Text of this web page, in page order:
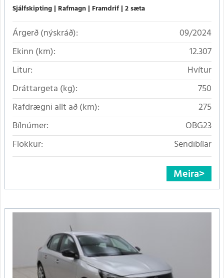
Sjálfskipting Rafmagn Framdrif 2 sæta
Árgerð (nýskráð):
09/2024
Ekinn (km):
12.307
Litur:
Hvítur
Dráttargeta (kg):
750
Rafdrægni allt að (km):
275
Bílnúmer:
OBG23
Flokkur:
Sendibílar
Meira